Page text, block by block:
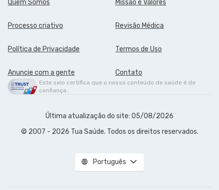
Quem Somos Missão e Valores
Processo criativo Revisão Médica
Política de Privacidade Termos de Uso
Anuncie com a gente Contato
Este selo certifica que o nosso conteúdo de saúde é de
confiança.
Última atualização do site: 05/08/2026
© 2007 - 2026 Tua Saúde. Todos os direitos reservados.
Português